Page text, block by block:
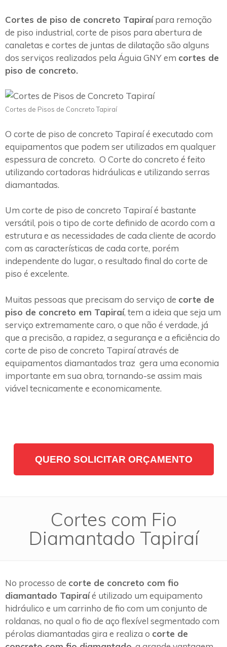
Cortes de piso de concreto Tapiraípara remoção
de piso industrial, corte de pisos para abertura de
canaletas e cortes de juntas de dilatação são alguns
dos serviços realizados pela Águia GNY em cortes de
piso de concreto.
Cortes de Pisos de Concreto Tapiraí
O corte de piso de concreto Tapiraí é executado com
equipamentos que podem ser utilizados em qualquer
espessura de concreto. O Corte do concreto é feito
utilizando cortadoras hidráulicas e utilizando serras
diamantadas.
Um corte de piso de concreto Tapiraí é bastante
versátil, pois o tipo de corte definido de acordo com a
estrutura e as necessidades de cada cliente de acordo
com as características de cada corte, porém
independente do lugar, o resultado final do corte de
piso é excelente.
Muitas pessoas que precisam do serviço de corte de
piso de concreto em Tapiraí, tem a ideia que seja um
serviço extremamente caro, o que não é verdade, já
que a precisão, a rapidez, a segurança e a eficiência do
corte de piso de concreto Tapiraí através de
equipamentos diamantados traz gera uma economia
importante em sua obra, tornando-se assim mais
viável tecnicamente e economicamente.
QUERO SOLICITAR ORÇAMENTO
Cortes com Fio
Diamantado Tapiraí
No processo de corte de concreto com fio
diamantado Tapiraíé utilizado um equipamento
hidráulico e um carrinho de fio com um conjunto de
roldanas, no qual o fio de aço flexível segmentado com
pérolas diamantadas gira e realiza o corte de